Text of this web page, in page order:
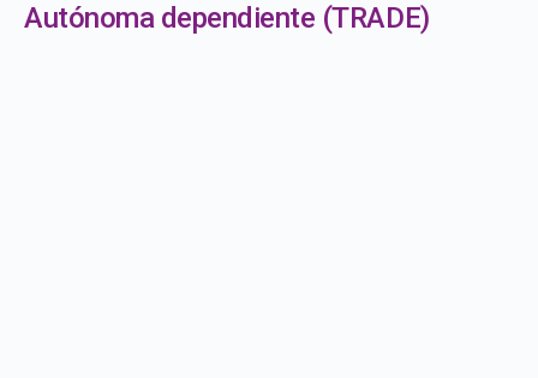
Autónoma dependiente (TRADE)